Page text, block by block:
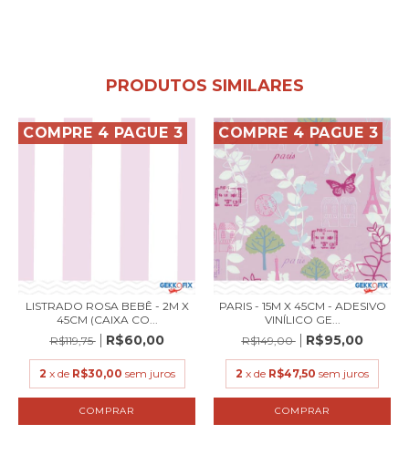
PRODUTOS SIMILARES
COMPRE 4 PAGUE 3
LISTRADO ROSA BEBÊ - 2M X
45CM (CAIXA CO...
R$119,75
R$60,00
2 x de R$30,00 sem juros
COMPRE 4 PAGUE 3
PARIS - 15M X 45CM - ADESIVO
VINÍLICO GE...
R$149,00
R$95,00
2 x de R$47,50 sem juros